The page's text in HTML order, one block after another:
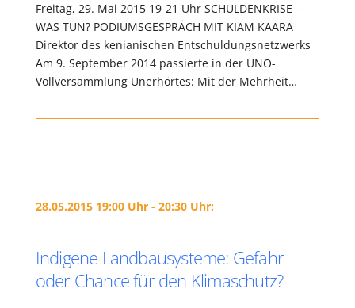
Freitag, 29. Mai 2015 19-21 Uhr SCHULDENKRISE –
WAS TUN? PODIUMSGESPRÄCH MIT KIAM KAARA
Direktor des kenianischen Entschuldungsnetzwerks
Am 9. September 2014 passierte in der UNO-
Vollversammlung Unerhörtes: Mit der Mehrheit…
28.05.2015 19:00 Uhr - 20:30 Uhr:
Indigene Landbausysteme: Gefahr
oder Chance für den Klimaschutz?